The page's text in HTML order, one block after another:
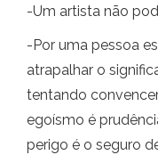
-Um artista não
-Por uma pessoa
atrapalhar o
tentando
egoísmo é
perigo é o seguro